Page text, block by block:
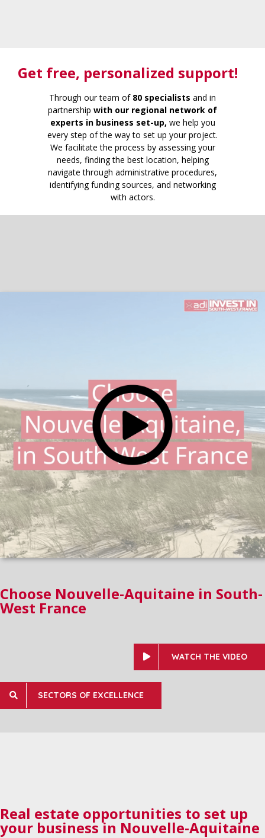
Get free, personalized support!
Through our team of 80 specialists and in
partnership with our regional network of
experts in business set-up, we help you
every step of the way to set up your project.
We facilitate the process by assessing your
needs, finding the best location, helping
navigate through administrative procedures,
identifying funding sources, and networking
with actors.
Choose Nouvelle-Aquitaine in South-
West France
WATCH THE VIDEO
SECTORS OF EXCELLENCE
Real estate opportunities to set up
your business in Nouvelle-Aquitaine